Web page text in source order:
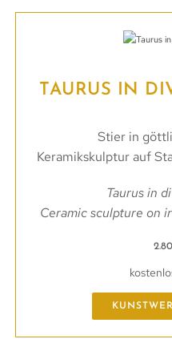
TAURUS IN
Stier in
Keramikskulptur auf
Taurus in
Ceramic sculpture on